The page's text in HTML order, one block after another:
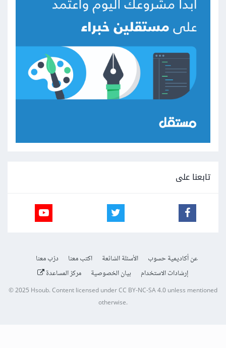
تابعنا على
عن أكاديمية حسوب الأسئلة الشائعة اكتب معنا
درّب معنا
إرشادات الاستخدام
بيان الخصوصية مركز المساعدة
© 2025 Hsoub.Content licensed underCC BY-NC-SA 4.0unless mentioned
otherwise.